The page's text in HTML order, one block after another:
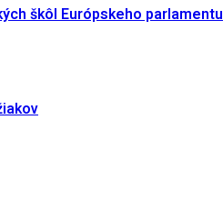
škôl Európskeho parlamentu